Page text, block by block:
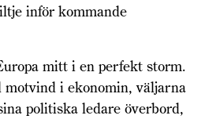
inför kommande
mitt i en perfekt storm.
i ekonomin, väljarna
politiska ledare överbord,